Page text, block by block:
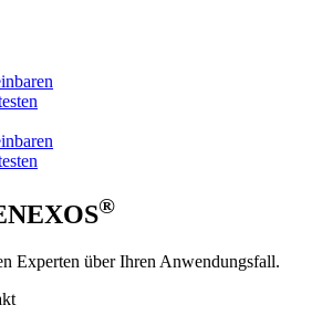
®
Experten über Ihren Anwendungsfall.